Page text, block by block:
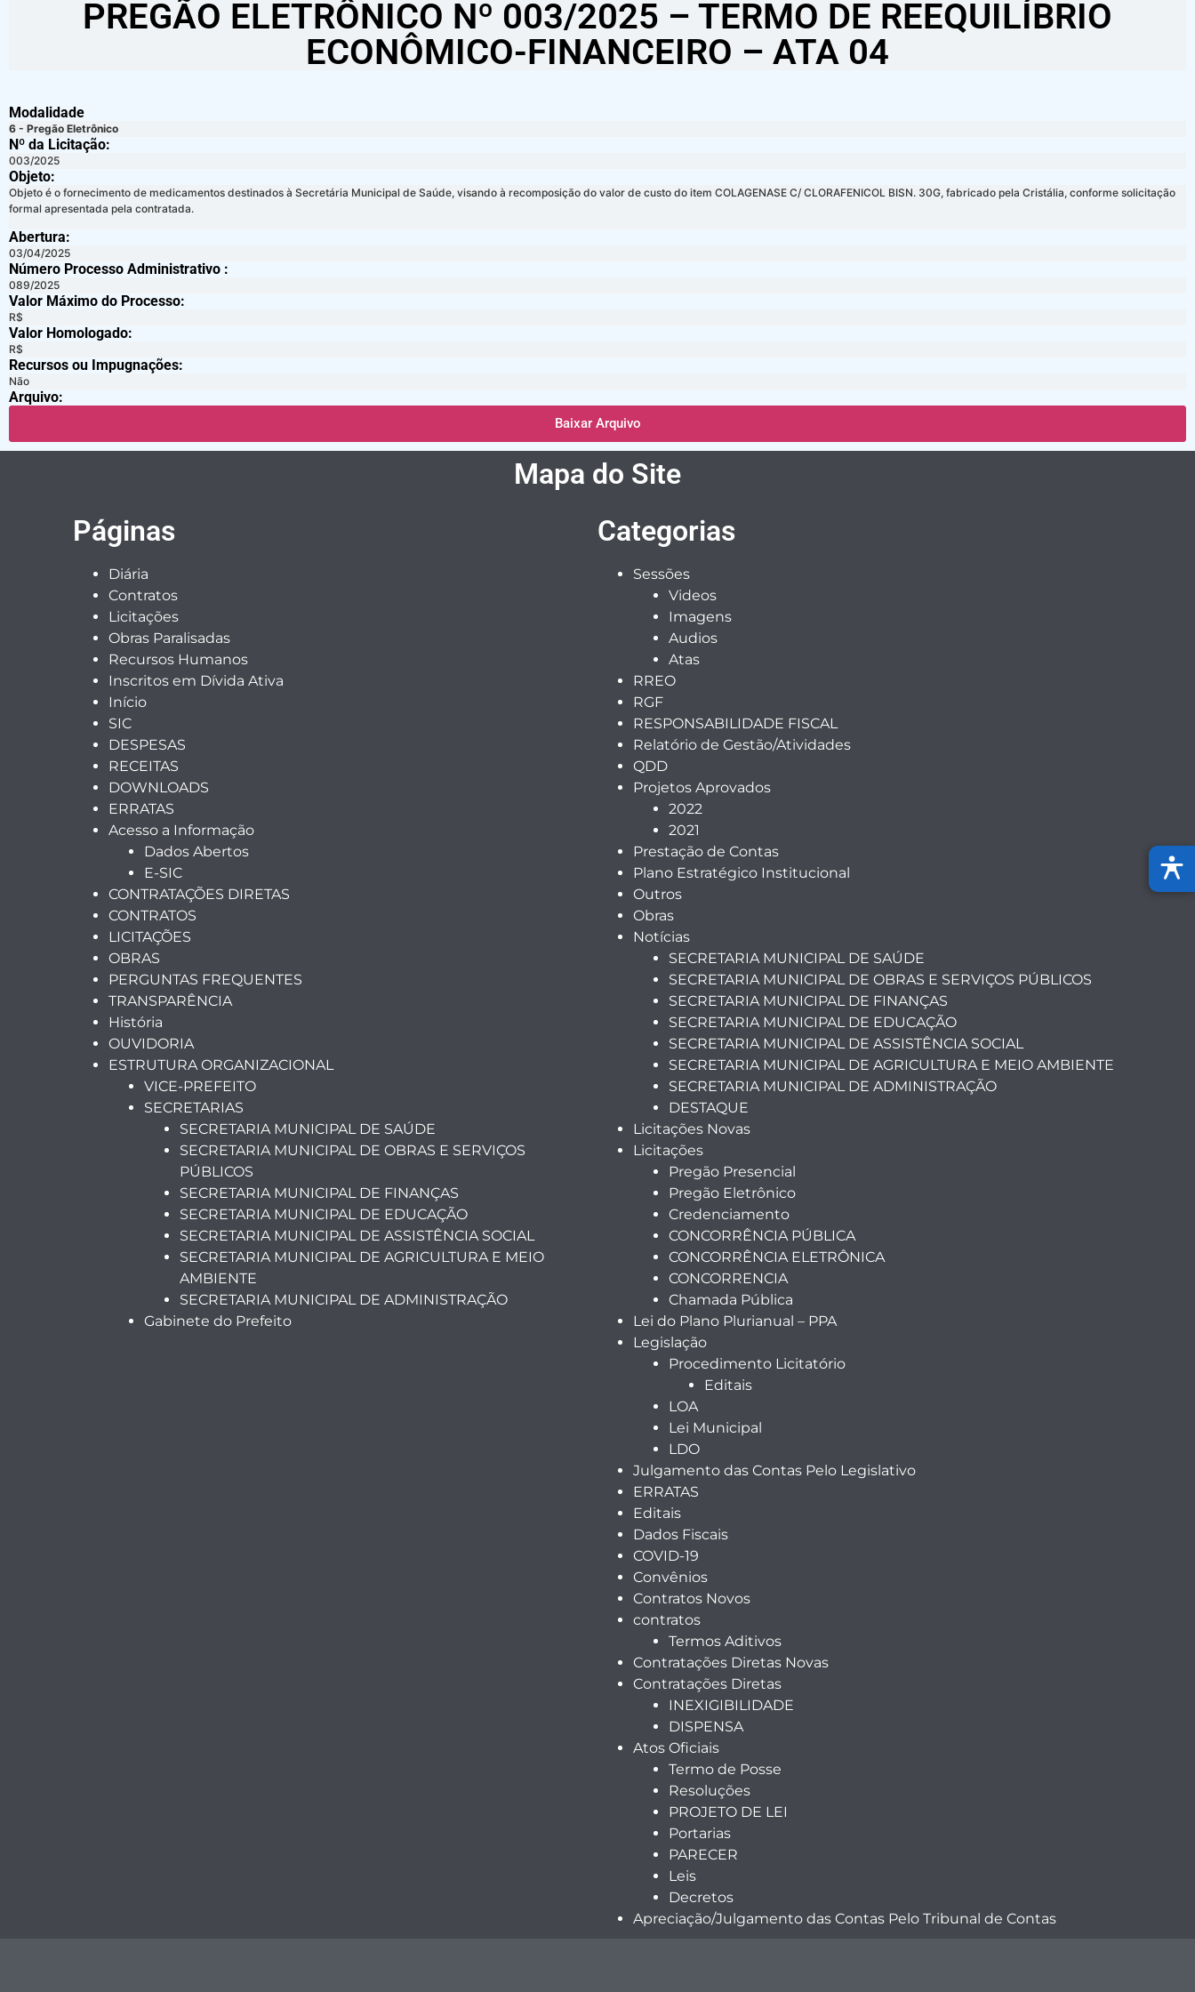
PREGÃO ELETRÔNICO Nº 003/2025 – TERMO DE REEQUILÍBRIO
ECONÔMICO-FINANCEIRO – ATA 04
Modalidade
6 - Pregão Eletrônico
Nº da Licitação: ​​
003/2025
Objeto:
Objeto é o fornecimento de medicamentos destinados à Secretária Municipal de Saúde, visando à recomposição do valor de custo do item COLAGENASE C/ CLORAFENICOL BISN. 30G, fabricado pela Cristália, conforme solicitação
formal apresentada pela contratada.
Abertura:
03/04/2025
Número Processo Administrativo :
089/2025
Valor Máximo do Processo: ​
R$
Valor Homologado: ​
R$
Recursos ou Impugnações: ​
Não
Arquivo:
Baixar Arquivo
Mapa do Site
Páginas
Diária
Contratos
Licitações
Obras Paralisadas
Recursos Humanos
Inscritos em Dívida Ativa
Início
SIC
DESPESAS
RECEITAS
DOWNLOADS
ERRATAS
Acesso a Informação
Dados Abertos
E-SIC
CONTRATAÇÕES DIRETAS
CONTRATOS
LICITAÇÕES
OBRAS
PERGUNTAS FREQUENTES
TRANSPARÊNCIA
História
OUVIDORIA
ESTRUTURA ORGANIZACIONAL
VICE-PREFEITO
SECRETARIAS
SECRETARIA MUNICIPAL DE SAÚDE
SECRETARIA MUNICIPAL DE OBRAS E SERVIÇOS
PÚBLICOS
SECRETARIA MUNICIPAL DE FINANÇAS
SECRETARIA MUNICIPAL DE EDUCAÇÃO
SECRETARIA MUNICIPAL DE ASSISTÊNCIA SOCIAL
SECRETARIA MUNICIPAL DE AGRICULTURA E MEIO
AMBIENTE
SECRETARIA MUNICIPAL DE ADMINISTRAÇÃO
Gabinete do Prefeito
Categorias
Sessões
Videos
Imagens
Audios
Atas
RREO
RGF
RESPONSABILIDADE FISCAL
Relatório de Gestão/Atividades
QDD
Projetos Aprovados
2022
2021
Prestação de Contas
Plano Estratégico Institucional
Outros
Obras
Notícias
SECRETARIA MUNICIPAL DE SAÚDE
SECRETARIA MUNICIPAL DE OBRAS E SERVIÇOS PÚBLICOS
SECRETARIA MUNICIPAL DE FINANÇAS
SECRETARIA MUNICIPAL DE EDUCAÇÃO
SECRETARIA MUNICIPAL DE ASSISTÊNCIA SOCIAL
SECRETARIA MUNICIPAL DE AGRICULTURA E MEIO AMBIENTE
SECRETARIA MUNICIPAL DE ADMINISTRAÇÃO
DESTAQUE
Licitações Novas
Licitações
Pregão Presencial
Pregão Eletrônico
Credenciamento
CONCORRÊNCIA PÚBLICA
CONCORRÊNCIA ELETRÔNICA
CONCORRENCIA
Chamada Pública
Lei do Plano Plurianual – PPA
Legislação
Procedimento Licitatório
Editais
LOA
Lei Municipal
LDO
Julgamento das Contas Pelo Legislativo
ERRATAS
Editais
Dados Fiscais
COVID-19
Convênios
Contratos Novos
contratos
Termos Aditivos
Contratações Diretas Novas
Contratações Diretas
INEXIGIBILIDADE
DISPENSA
Atos Oficiais
Termo de Posse
Resoluções
PROJETO DE LEI
Portarias
PARECER
Leis
Decretos
Apreciação/Julgamento das Contas Pelo Tribunal de Contas